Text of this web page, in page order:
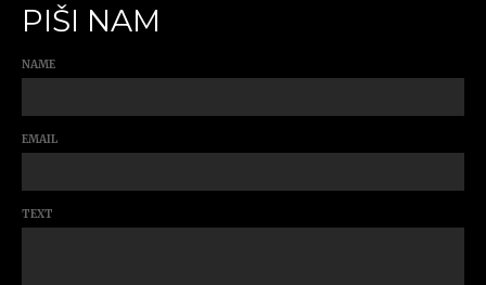
PIŠI NAM
NAME
EMAIL
TEXT